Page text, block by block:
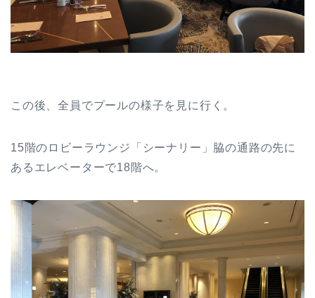
この後、全員でプールの様子を見に行く。
15階のロビーラウンジ「シーナリー」脇の通路の先に
あるエレベーターで18階へ。